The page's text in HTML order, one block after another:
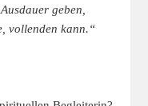
geben,
vollenden kann.“